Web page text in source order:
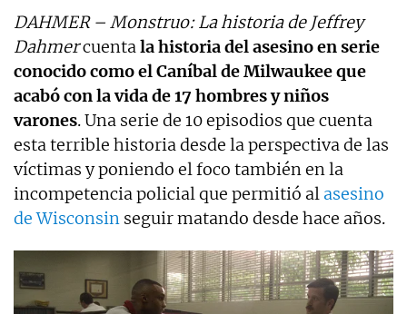
DAHMER – Monstruo: La historia de Jeffrey
Dahmercuentala historia del asesino en serie
conocido como el Caníbal de Milwaukee que
acabó con la vida de 17 hombres y niños
varones. Una serie de 10 episodios que cuenta
esta terrible historia desde la perspectiva de las
víctimas y poniendo el foco también en la
incompetencia policial que permitió al asesino
de Wisconsin seguir matando desde hace años.